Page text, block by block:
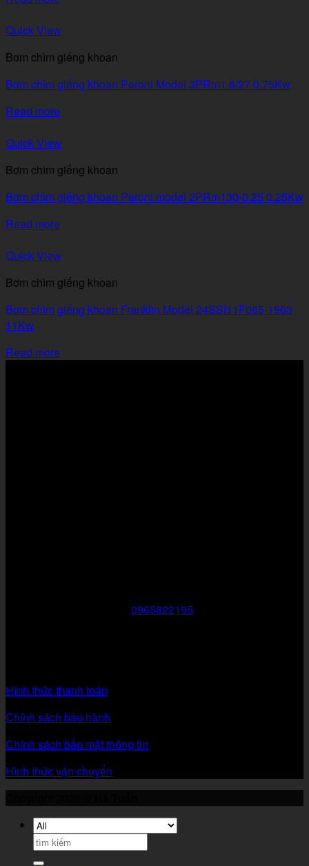
Quick View
Bơm chìm giếng khoan
Bơm chìm giếng khoan Peroni Model 3PRm1.8/27 0.75Kw
Read more
Quick View
Bơm chìm giếng khoan
Bơm chìm giếng khoan Peroni model 2PRm130-0.25 0.25Kw
Read more
Quick View
Bơm chìm giếng khoan
Bơm chìm giếng khoan Franklin Model 24SSI11F065-1963
11Kw
Read more
0965822195
Hình thức thanh toán
Chính sách bảo hành
Chính sách bảo mật thông tin
Hình thức vận chuyển
Search